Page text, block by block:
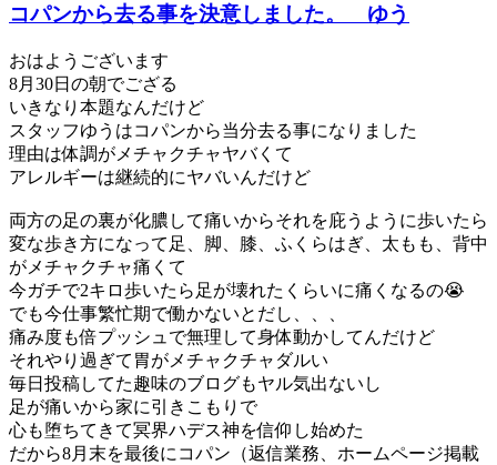
コパンから去る事を決意しました。 ゆう
おはようございます
8月30日の朝でござる
いきなり本題なんだけど
スタッフゆうはコパンから当分去る事になりました
理由は体調がメチャクチャヤバくて
アレルギーは継続的にヤバいんだけど
両方の足の裏が化膿して痛いからそれを庇うように歩いたら
変な歩き方になって足、脚、膝、ふくらはぎ、太もも、背中
がメチャクチャ痛くて
今ガチで2キロ歩いたら足が壊れたくらいに痛くなるの😭
でも今仕事繁忙期で働かないとだし、、、
痛み度も倍プッシュで無理して身体動かしてんだけど
それやり過ぎて胃がメチャクチャダルい
毎日投稿してた趣味のブログもヤル気出ないし
足が痛いから家に引きこもりで
心も堕ちてきて冥界ハデス神を信仰し始めた
だから8月末を最後にコパン（返信業務、ホームページ掲載